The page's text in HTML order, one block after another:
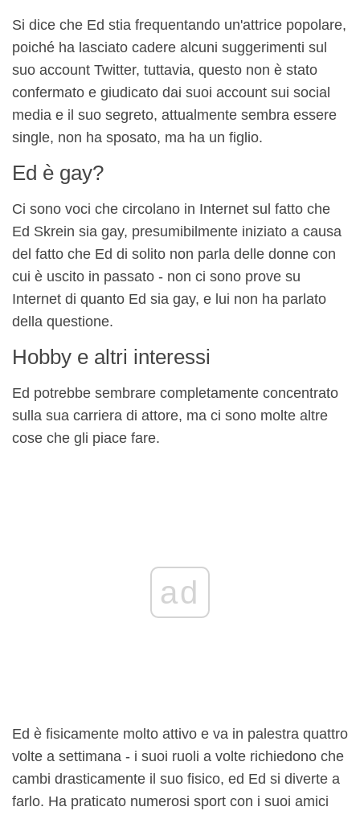
Si dice che Ed stia frequentando un'attrice popolare,
poiché ha lasciato cadere alcuni suggerimenti sul
suo account Twitter, tuttavia, questo non è stato
confermato e giudicato dai suoi account sui social
media e il suo segreto, attualmente sembra essere
single, non ha sposato, ma ha un figlio.
Ed è gay?
Ci sono voci che circolano in Internet sul fatto che
Ed Skrein sia gay, presumibilmente iniziato a causa
del fatto che Ed di solito non parla delle donne con
cui è uscito in passato - non ci sono prove su
Internet di quanto Ed sia gay, e lui non ha parlato
della questione.
Hobby e altri interessi
Ed potrebbe sembrare completamente concentrato
sulla sua carriera di attore, ma ci sono molte altre
cose che gli piace fare.
ad
Ed è fisicamente molto attivo e va in palestra quattro
volte a settimana - i suoi ruoli a volte richiedono che
cambi drasticamente il suo fisico, ed Ed si diverte a
farlo. Ha praticato numerosi sport con i suoi amici